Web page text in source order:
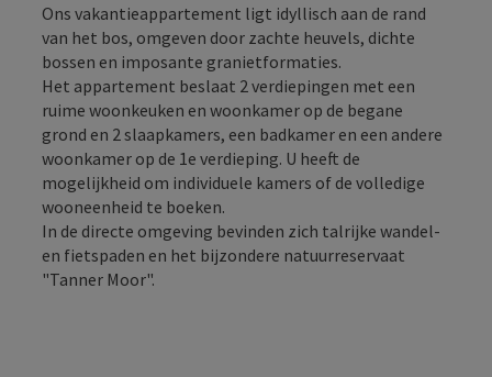
Ons vakantieappartement ligt idyllisch aan de rand
van het bos, omgeven door zachte heuvels, dichte
bossen en imposante granietformaties.
Het appartement beslaat 2 verdiepingen met een
ruime woonkeuken en woonkamer op de begane
grond en 2 slaapkamers, een badkamer en een andere
woonkamer op de 1e verdieping. U heeft de
mogelijkheid om individuele kamers of de volledige
wooneenheid te boeken.
In de directe omgeving bevinden zich talrijke wandel-
en fietspaden en het bijzondere natuurreservaat
"Tanner Moor".